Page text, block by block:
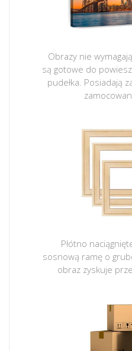
Obrazy nie
są gotowe do
pudełka. Posiadają
Płótno
sosnową ramę o
obraz zyskuje